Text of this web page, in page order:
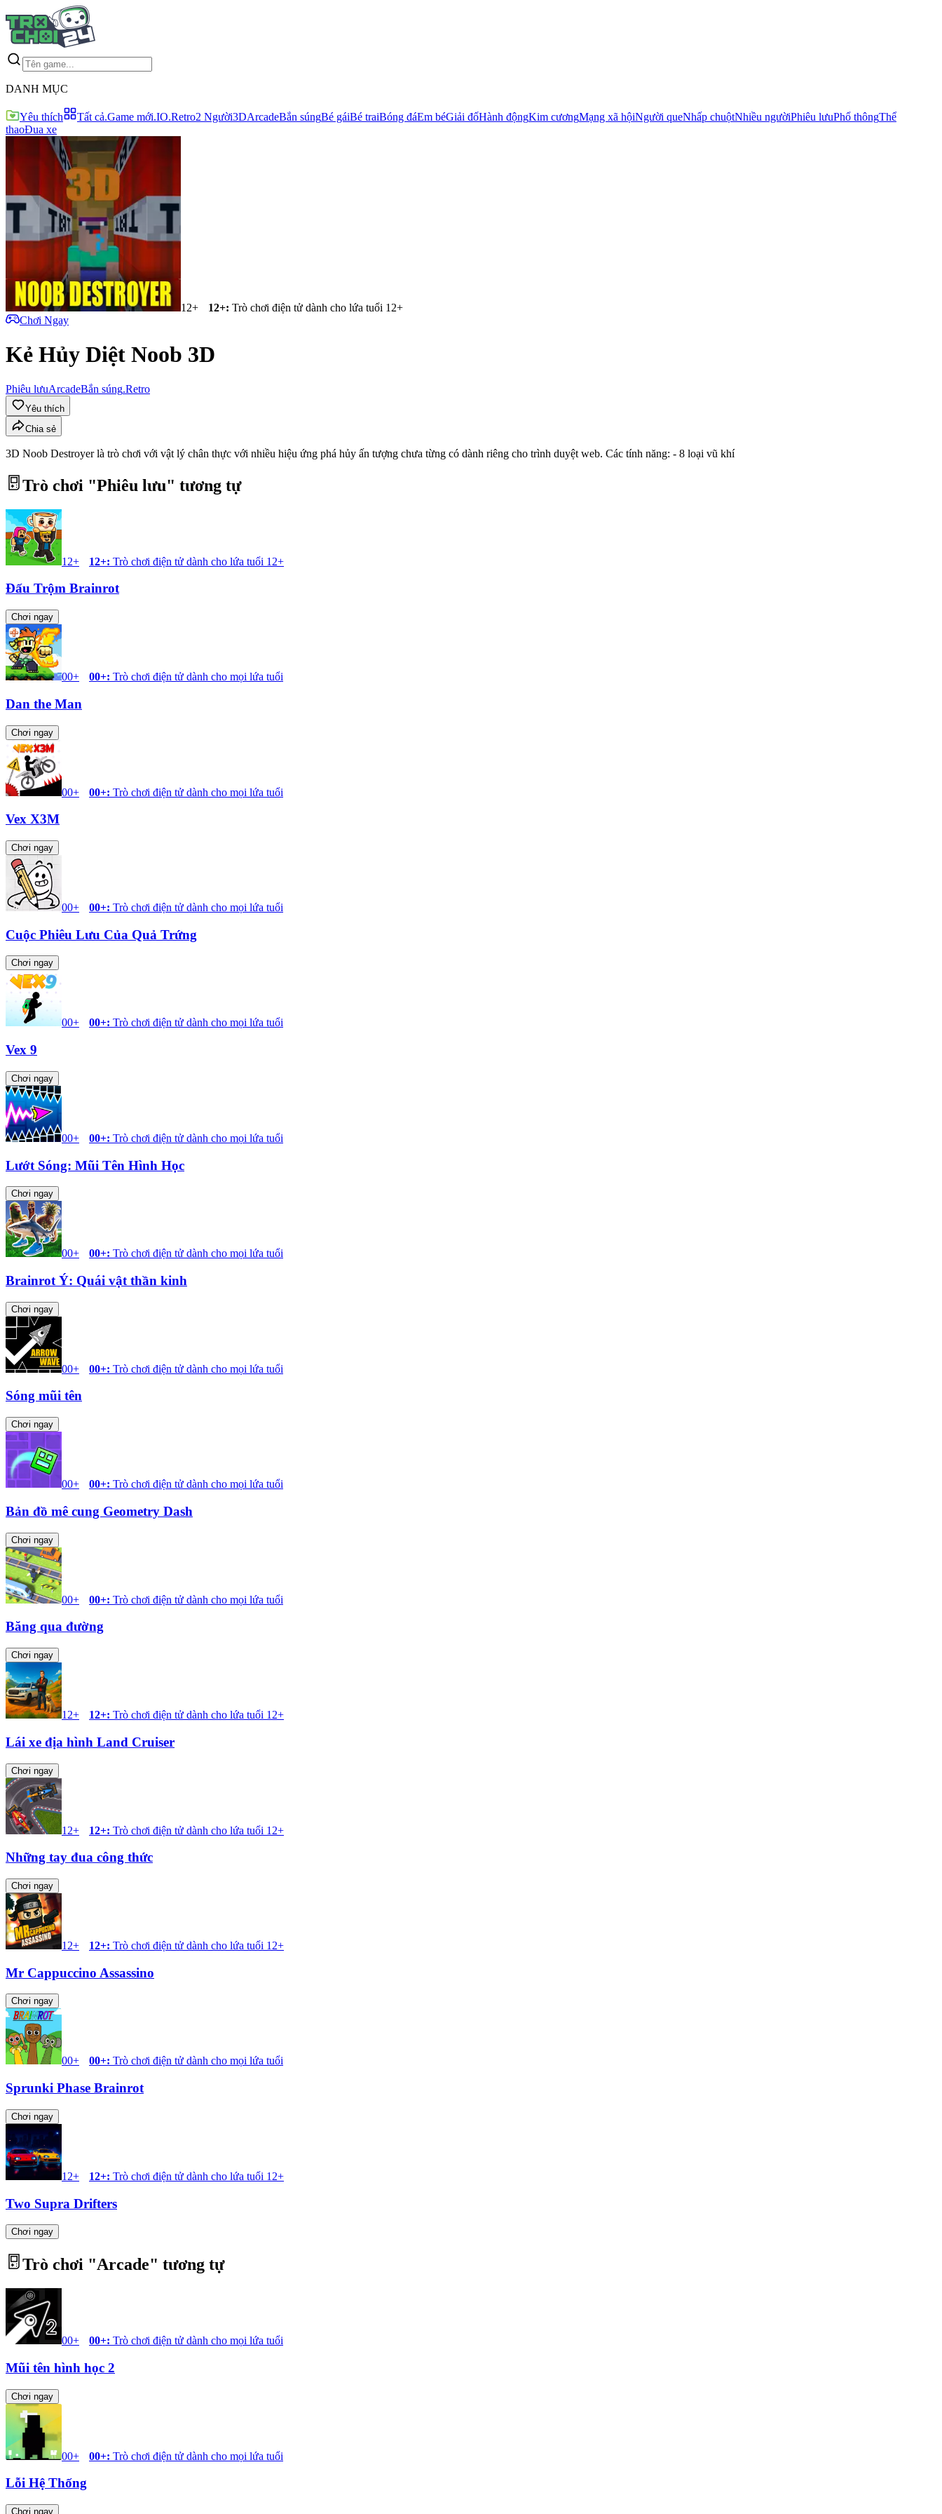
DANH MỤC
Yêu thích Tất cả.Game mới.IO.Retro2 Người3DArcadeBắn súngBé gáiBé traiBóng đáEm béGiải đốHành độngKim cươngMạng xã hộiNgười queNhấp chuộtNhiều ngườiPhiêu lưuPhổ thôngThể
thaoĐua xe
12+ 12+: Trò chơi điện tử dành cho lứa tuổi 12+
Chơi Ngay
Kẻ Hủy Diệt Noob 3D
Phiêu lưuArcadeBắn súng.Retro
Yêu thích
Chia sẻ
3D Noob Destroyer là trò chơi với vật lý chân thực với nhiều hiệu ứng phá hủy ấn tượng chưa từng có dành riêng cho trình duyệt web. Các tính năng: - 8 loại vũ khí
Trò chơi "Phiêu lưu" tương tự
12+ 12+: Trò chơi điện tử dành cho lứa tuổi 12+
Đấu Trộm Brainrot
Chơi ngay
00+ 00+: Trò chơi điện tử dành cho mọi lứa tuổi
Dan the Man
Chơi ngay
00+ 00+: Trò chơi điện tử dành cho mọi lứa tuổi
Vex X3M
Chơi ngay
00+ 00+: Trò chơi điện tử dành cho mọi lứa tuổi
Cuộc Phiêu Lưu Của Quả Trứng
Chơi ngay
00+ 00+: Trò chơi điện tử dành cho mọi lứa tuổi
Vex 9
Chơi ngay
00+ 00+: Trò chơi điện tử dành cho mọi lứa tuổi
Lướt Sóng: Mũi Tên Hình Học
Chơi ngay
00+ 00+: Trò chơi điện tử dành cho mọi lứa tuổi
Brainrot Ý: Quái vật thần kinh
Chơi ngay
00+ 00+: Trò chơi điện tử dành cho mọi lứa tuổi
Sóng mũi tên
Chơi ngay
00+ 00+: Trò chơi điện tử dành cho mọi lứa tuổi
Bản đồ mê cung Geometry Dash
Chơi ngay
00+ 00+: Trò chơi điện tử dành cho mọi lứa tuổi
Băng qua đường
Chơi ngay
12+ 12+: Trò chơi điện tử dành cho lứa tuổi 12+
Lái xe địa hình Land Cruiser
Chơi ngay
12+ 12+: Trò chơi điện tử dành cho lứa tuổi 12+
Những tay đua công thức
Chơi ngay
12+ 12+: Trò chơi điện tử dành cho lứa tuổi 12+
Mr Cappuccino Assassino
Chơi ngay
00+ 00+: Trò chơi điện tử dành cho mọi lứa tuổi
Sprunki Phase Brainrot
Chơi ngay
12+ 12+: Trò chơi điện tử dành cho lứa tuổi 12+
Two Supra Drifters
Chơi ngay
Trò chơi "Arcade" tương tự
00+ 00+: Trò chơi điện tử dành cho mọi lứa tuổi
Mũi tên hình học 2
Chơi ngay
00+ 00+: Trò chơi điện tử dành cho mọi lứa tuổi
Lỗi Hệ Thống
Chơi ngay